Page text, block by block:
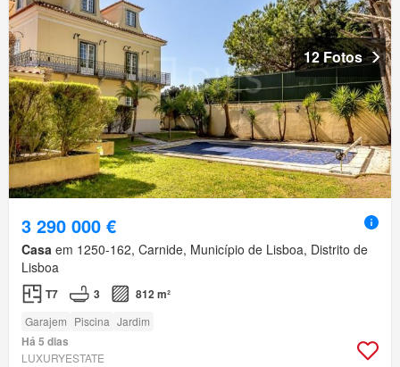
12 Fotos
3 290 000 €
Casa em 1250-162, Carnide, Município de Lisboa, Distrito de
Lisboa
T7 3 812 m²
Garajem Piscina Jardim
Há 5 dias
LUXURYESTATE